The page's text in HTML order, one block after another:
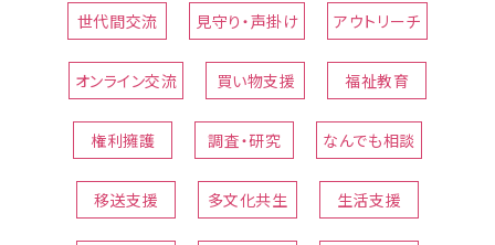
世代間交流 見守り・声掛け アウトリーチ
オンライン交流 買い物支援 福祉教育
権利擁護 調査・研究 なんでも相談
移送支援 多文化共生 生活支援